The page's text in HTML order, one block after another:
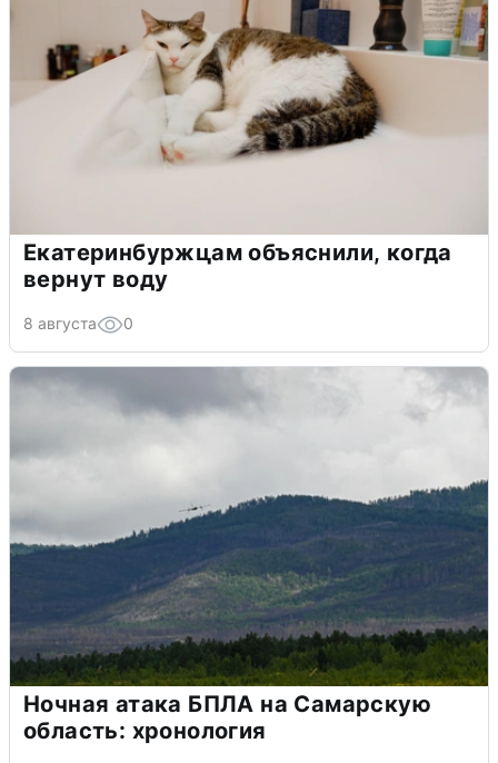
Екатеринбуржцам объяснили, когда
вернут воду
8 августа 0
Ночная атака БПЛА на Самарскую
область: хронология